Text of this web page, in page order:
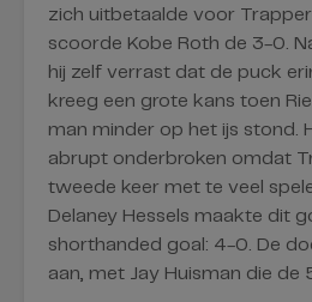
zich uitbetaalde voor
scoorde Kobe Roth de 3-0.
hij zelf verrast dat de puck
kreeg een grote kans toen
man minder op het ijs stond.
abrupt onderbroken omdat
tweede keer met te veel
Delaney Hessels maakte dit
shorthanded goal: 4-0. De
aan, met Jay Huisman die